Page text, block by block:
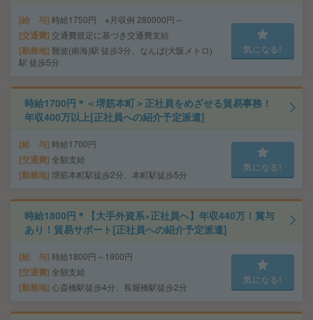
給 与 時給1750円 ※月収例 280000円～
交通費 交通費規定に基づき交通費支給
勤務地 難波(南海)駅 徒歩3分、なんば(大阪メトロ)
駅 徒歩5分
気になる!
時給1700円＊＜堺筋本町＞正社員をめざせる貿易事務！
年収400万以上[正社員への紹介予定派遣]
給 与 時給1700円
交通費 全額支給
勤務地 堺筋本町駅徒歩2分、本町駅徒歩5分
気になる!
時給1800円＊【大手外資系×正社員へ】年収440万！賞与
あり！貿易サポート[正社員への紹介予定派遣]
給 与 時給1800円～1900円
交通費 全額支給
勤務地 心斎橋駅徒歩4分、長堀橋駅徒歩2分
気になる!